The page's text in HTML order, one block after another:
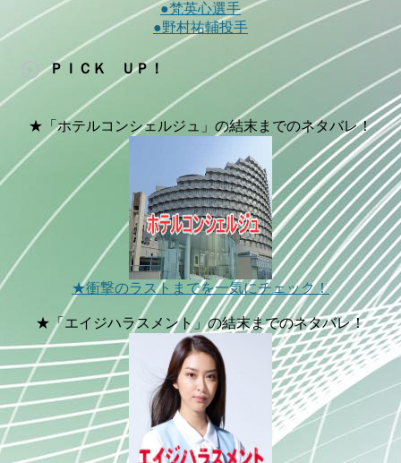
●梵英心選手
●野村祐輔投手
ＰＩＣＫ ＵＰ！
★「ホテルコンシェルジュ」の結末までのネタバレ！
★衝撃のラストまでを一気にチェック！
★「エイジハラスメント」の結末までのネタバレ！